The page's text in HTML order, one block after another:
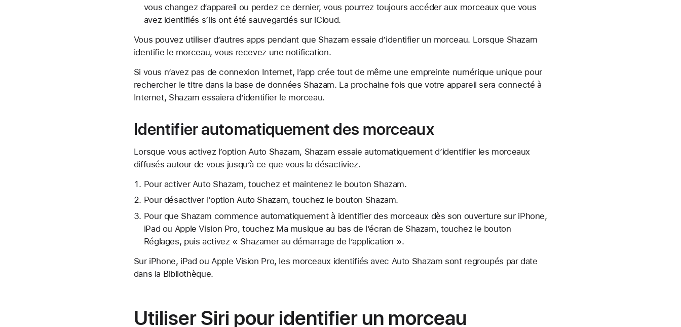
vous changez d’appareil ou perdez ce dernier, vous pourrez toujours accéder aux morceaux que vous
avez identifiés s’ils ont été sauvegardés sur iCloud.
Vous pouvez utiliser d’autres apps pendant que Shazam essaie d’identifier un morceau. Lorsque Shazam
identifie le morceau, vous recevez une notification.
Si vous n’avez pas de connexion Internet, l’app crée tout de même une empreinte numérique unique pour
rechercher le titre dans la base de données Shazam. La prochaine fois que votre appareil sera connecté à
Internet, Shazam essaiera d’identifier le morceau.
Identifier automatiquement des morceaux
Lorsque vous activez l’option Auto Shazam, Shazam essaie automatiquement d’identifier les morceaux
diffusés autour de vous jusqu’à ce que vous la désactiviez.
Pour activer Auto Shazam, touchez et maintenez le bouton Shazam.
Pour désactiver l’option Auto Shazam, touchez le bouton Shazam.
Pour que Shazam commence automatiquement à identifier des morceaux dès son ouverture sur iPhone,
iPad ou Apple Vision Pro, touchez Ma musique au bas de l’écran de Shazam, touchez le bouton
Réglages, puis activez « Shazamer au démarrage de l’application ».
Sur iPhone, iPad ou Apple Vision Pro, les morceaux identifiés avec Auto Shazam sont regroupés par date
dans la Bibliothèque.
Utiliser Siri pour identifier un morceau